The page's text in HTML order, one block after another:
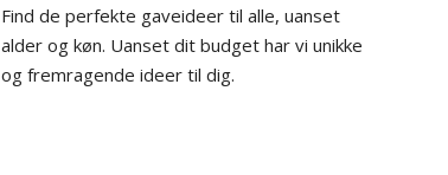
Find de perfekte gaveideer til alle, uanset
alder og køn. Uanset dit budget har vi unikke
og fremragende ideer til dig.